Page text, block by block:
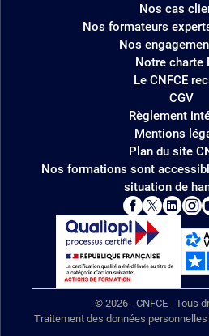
Nos cas
Nos formateurs
Nos
Notre charte
Le CNFCE
CGV
Règlement
Mentions
Plan du site
Nos formations sont
situation de
© 2026 - CNFCE - Tous
Traitement des données personnelles